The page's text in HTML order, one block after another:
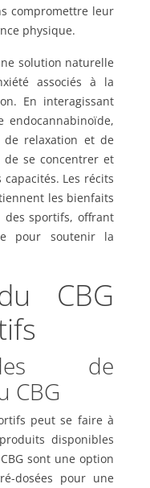
compromettre leur
physique.
solution naturelle
associés à la
En interagissant
endocannabinoïde,
de relaxation et de
se concentrer et
Les récits
les bienfaits
des sportifs, offrant
pour soutenir la
CBG
de
CBG
peut se faire à
disponibles
sont une option
dosées pour une